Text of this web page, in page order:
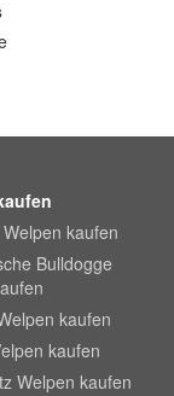
kaufen
Bulldogge
kaufen
kaufen
Welpen kaufen